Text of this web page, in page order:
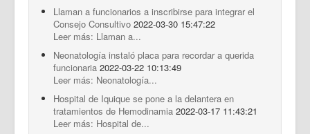
Llaman a funcionarios a inscribirse para integrar el
Consejo Consultivo 2022-03-30 15:47:22
Leer más: Llaman a...
Neonatología instaló placa para recordar a querida
funcionaria 2022-03-22 10:13:49
Leer más: Neonatología...
Hospital de Iquique se pone a la delantera en
tratamientos de Hemodinamia 2022-03-17 11:43:21
Leer más: Hospital de...